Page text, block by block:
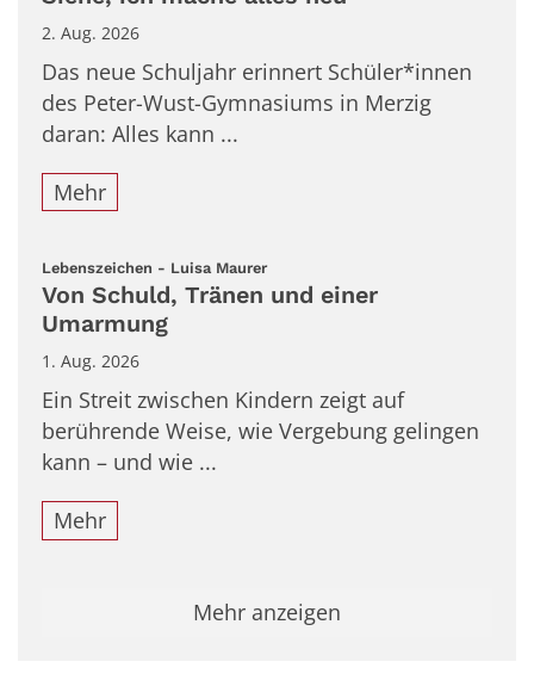
2. Aug. 2026
Das neue Schuljahr erinnert Schüler*innen
des Peter-Wust-Gymnasiums in Merzig
daran: Alles kann ...
Mehr
Lebenszeichen - Luisa Maurer:
Von Schuld, Tränen und einer
Umarmung
1. Aug. 2026
Ein Streit zwischen Kindern zeigt auf
berührende Weise, wie Vergebung gelingen
kann – und wie ...
Mehr
Mehr anzeigen